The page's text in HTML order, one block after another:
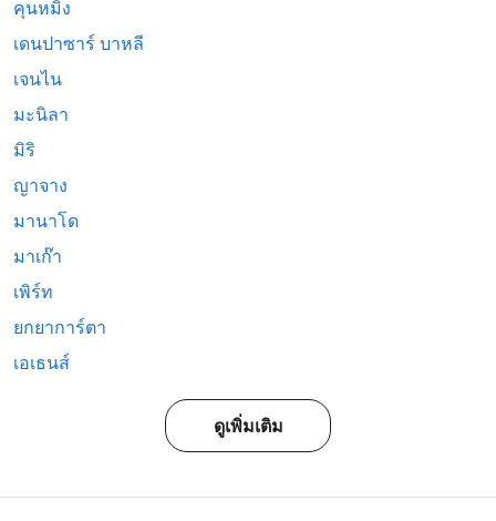
คุนหมิง
เดนปาซาร์ บาหลี
เจนไน
มะนิลา
มิริ
ญาจาง
มานาโด
มาเก๊า
เพิร์ท
ยกยาการ์ตา
เอเธนส์
ดูเพิ่มเติม